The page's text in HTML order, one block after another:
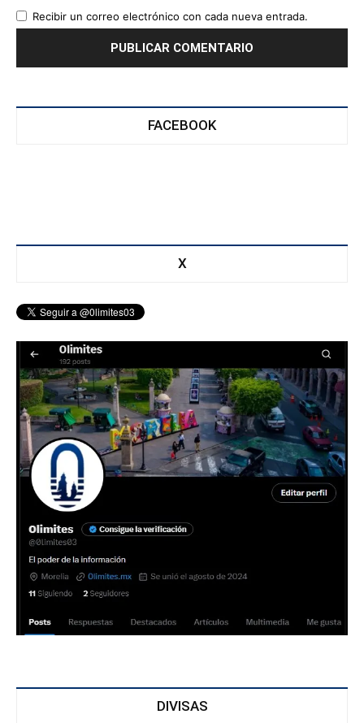
Recibir un correo electrónico con cada nueva entrada.
FACEBOOK
X
DIVISAS